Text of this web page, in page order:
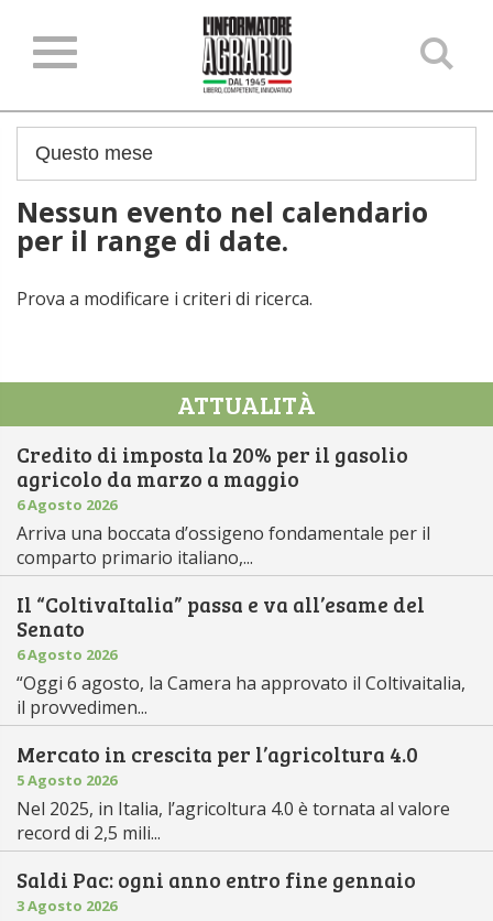
Nessun evento nel calendario
per il range di date.
Prova a modificare i criteri di ricerca.
ATTUALITÀ
Credito di imposta la 20% per il gasolio
agricolo da marzo a maggio
6 Agosto 2026
Arriva una boccata d’ossigeno fondamentale per il
comparto primario italiano,...
Il “ColtivaItalia” passa e va all’esame del
Senato
6 Agosto 2026
“Oggi 6 agosto, la Camera ha approvato il Coltivaitalia,
il provvedimen...
Mercato in crescita per l’agricoltura 4.0
5 Agosto 2026
Nel 2025, in Italia, l’agricoltura 4.0 è tornata al valore
record di 2,5 mili...
Saldi Pac: ogni anno entro fine gennaio
3 Agosto 2026